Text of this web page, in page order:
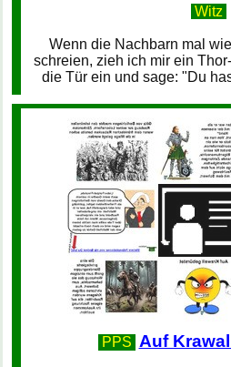
Witz
Wenn die Nachbarn mal
schreien, zieh ich mir ein
die Tür ein und sage: "Du
PPS Auf